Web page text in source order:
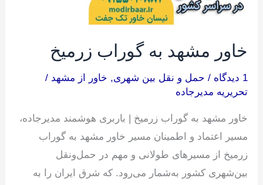
خاور مشهد به گوراب زرمیخ
1 دیدگاه / حمل و نقل بین شهری, خاور از مشهد /
تحریریه مدیرجاده
خاور مشهد به گوراب زرمیخ | باربری هوشمند مدیرجاده،
مسیر اعتماد و اطمینان مسیر خاور مشهد به گوراب
زرمیخ از مسیرهای طولانی و مهم در حمل‌ونقل
بین‌شهری کشور به‌شمار می‌رود. که شرق ایران را به